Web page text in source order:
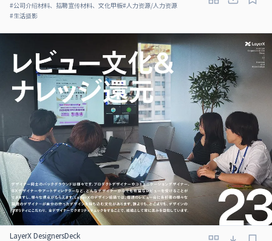
#公司介绍材料、招聘宣传材料、文化甲板#人力资源/人力资源
#生活摄影
LayerX DesignersDeck